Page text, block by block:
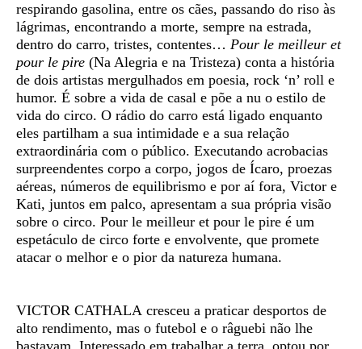
respirando gasolina, entre os cães, passando do riso às
lágrimas, encontrando a morte, sempre na estrada,
dentro do carro, tristes, contentes… Pour le meilleur et
pour le pire (Na Alegria e na Tristeza) conta a história
de dois artistas mergulhados em poesia, rock ‘n’ roll e
humor. É sobre a vida de casal e põe a nu o estilo de
vida do circo. O rádio do carro está ligado enquanto
eles partilham a sua intimidade e a sua relação
extraordinária com o público. Executando acrobacias
surpreendentes corpo a corpo, jogos de Ícaro, proezas
aéreas, números de equilibrismo e por aí fora, Victor e
Kati, juntos em palco, apresentam a sua própria visão
sobre o circo. Pour le meilleur et pour le pire é um
espetáculo de circo forte e envolvente, que promete
atacar o melhor e o pior da natureza humana.
VICTOR CATHALA cresceu a praticar desportos de
alto rendimento, mas o futebol e o râguebi não lhe
bastavam. Interessado em trabalhar a terra, optou por